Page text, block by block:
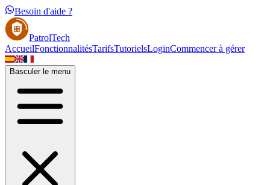
Besoin d'aide ?
PatrolTech
AccueilFonctionnalitésTarifsTutorielsLoginCommencer à gérer
Basculer le menu